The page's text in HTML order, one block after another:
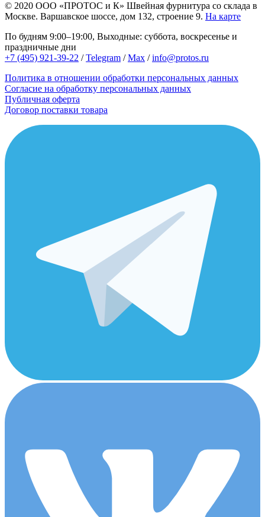
© 2020 ООО «ПРОТОС и К» Швейная фурнитура со склада в
Москве. Варшавское шоссе, дом 132, строение 9. На карте
По будням 9:00–19:00, Выходные: суббота, воскресенье и
праздничные дни
+7 (495) 921-39-22 /Telegram /Max /info@protos.ru
Политика в отношении обработки персональных данных
Согласие на обработку персональных данных
Публичная оферта
Договор поставки товара